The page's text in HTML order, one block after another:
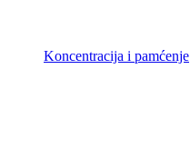
Koncentracija i pamćenje